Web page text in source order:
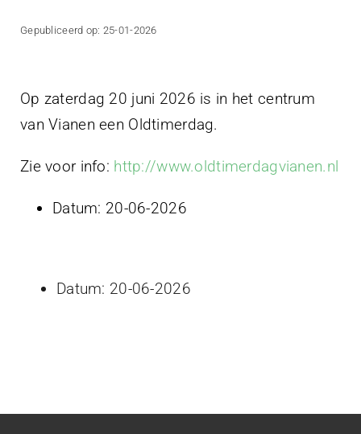
Gepubliceerd op: 25-01-2026
Op zaterdag 20 juni 2026 is in het centrum
van Vianen een Oldtimerdag.
Zie voor info: http://www.oldtimerdagvianen.nl
Datum: 20-06-2026
Datum: 20-06-2026